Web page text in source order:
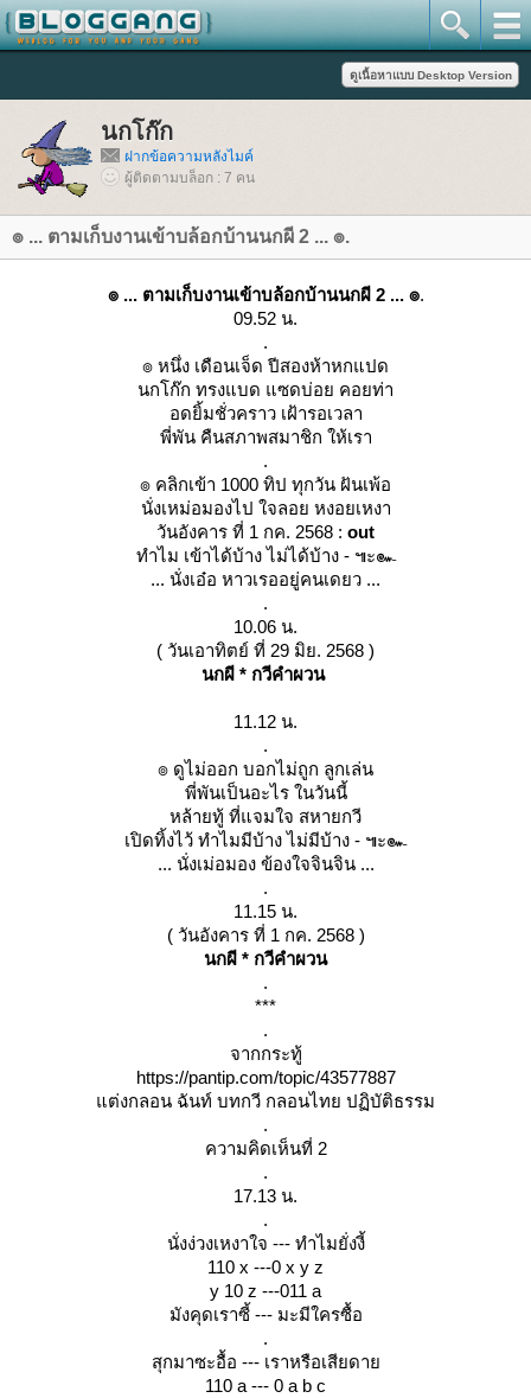
นกโก๊ก
ฝากข้อความหลังไมค์
ผู้ติดตามบล็อก : 7 คน
๏ ... ตามเก็บงานเข้าบล้อกบ้านนกผี 2 ... ๏.
๏ ... ตามเก็บงานเข้าบล้อกบ้านนกผี 2 ... ๏.
09.52 น.
.
๏ หนึ่ง เดือนเจ็ด ปีสองห้าหกแปด
นกโก๊ก ทรงแบด แซดบ่อย คอยท่า
อดยิ้มชั่วคราว เฝ้ารอเวลา
พี่พัน คืนสภาพสมาชิก ให้เรา
.
๏ คลิกเข้า 1000 ทิป ทุกวัน ฝันเพ้อ
นั่งเหม่อมองไป ใจลอย หงอยเหงา
วันอังคาร ที่ 1 กค. 2568 : out
ทำไม เข้าได้บ้าง ไม่ได้บ้าง - ๚ะ๛
... นั่งเอ๋อ หาวเรออยู่คนเดยว ...
.
10.06 น.
( วันเอาทิตย์ ที่ 29 มิย. 2568 )
นกผี * กวีคำผวน
11.12 น.
.
๏ ดูไม่ออก บอกไม่ถูก ลูกเล่น
พี่พันเป็นอะไร ในวันนี้
หล้ายทู้ ที่แจมใจ สหายกวี
เปิดทิ้งไว้ ทำไมมีบ้าง ไม่มีบ้าง - ๚ะ๛
... นั่งเม่อมอง ข้องใจจินจิน ...
.
11.15 น.
( วันอังคาร ที่ 1 กค. 2568 )
นกผี * กวีคำผวน
.
***
.
จากกระทู้
https://pantip.com/topic/43577887
ต่งกลอน ฉันท์ บทกวี กลอนไทย ปฏิบัติธรรม
.
ความคิดเห็นที่ 2
.
17.13 น.
.
นั่งง่วงเหงาใจ --- ทำไมยั่งงี้
110 x ---0 x y z
y 10 z ---011 a
มังคุดเราซี้ --- มะมีใครซื้อ
.
สุกมาซะอื้อ --- เราหรือเสียดา
110 a --- 0 a b c